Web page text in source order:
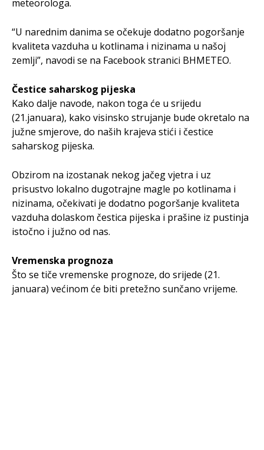
meteorologa.
“U narednim danima se očekuje dodatno pogoršanje
kvaliteta vazduha u kotlinama i nizinama u našoj
zemlji”, navodi se na Facebook stranici BHMETEO.
Čestice saharskog pijeska
Kako dalje navode, nakon toga će u srijedu
(21.januara), kako visinsko strujanje bude okretalo na
južne smjerove, do naših krajeva stići i čestice
saharskog pijeska.
Obzirom na izostanak nekog jačeg vjetra i uz
prisustvo lokalno dugotrajne magle po kotlinama i
nizinama, očekivati je dodatno pogoršanje kvaliteta
vazduha dolaskom čestica pijeska i prašine iz pustinja
istočno i južno od nas.
Vremenska prognoza
Što se tiče vremenske prognoze, do srijede (21.
januara) većinom će biti pretežno sunčano vrijeme.